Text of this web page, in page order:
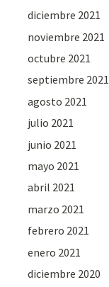
diciembre 2021
noviembre 2021
octubre 2021
septiembre 2021
agosto 2021
julio 2021
junio 2021
mayo 2021
abril 2021
marzo 2021
febrero 2021
enero 2021
diciembre 2020